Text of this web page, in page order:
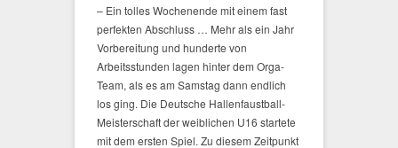
– Ein tolles Wochenende mit einem fast
perfekten Abschluss … Mehr als ein Jahr
Vorbereitung und hunderte von
Arbeitsstunden lagen hinter dem Orga-
Team, als es am Samstag dann endlich
los ging. Die Deutsche Hallenfaustball-
Meisterschaft der weiblichen U16 startete
mit dem ersten Spiel. Zu diesem Zeitpunkt